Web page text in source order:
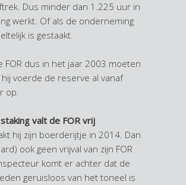
Dus minder dan 1.225 uur in
werkt. Of als de onderneming
is gestaakt.
FOR dus in het jaar 2003 moeten
hij voerde de reserve al vanaf
op.
valt de FOR vrij
hij zijn boerderijtje in 2014. Dan
ook geen vrijval van zijn FOR
komt er achter dat de
geruisloos van het toneel is